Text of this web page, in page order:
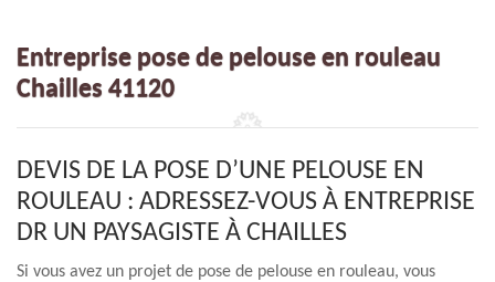
Entreprise pose de pelouse en rouleau
Chailles 41120
DEVIS DE LA POSE D’UNE PELOUSE EN
ROULEAU : ADRESSEZ-VOUS À ENTREPRISE
DR UN PAYSAGISTE À CHAILLES
Si vous avez un projet de pose de pelouse en rouleau, vous